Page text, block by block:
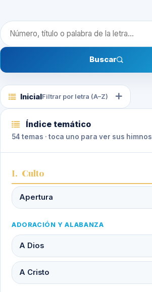
Buscar himno
Buscar
InicialFiltrar por letra (A–Z)
Índice temático
54 temas · toca uno para ver sus himnos
I. Culto
Apertura
ADORACIÓN Y ALABANZA
A Dios
A Cristo